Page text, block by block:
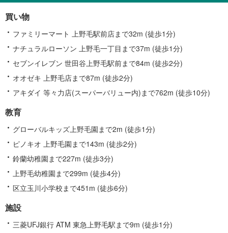
買い物
ファミリーマート 上野毛駅前店まで32m (徒歩1分)
ナチュラルローソン 上野毛一丁目まで37m (徒歩1分)
セブンイレブン 世田谷上野毛駅前まで84m (徒歩2分)
オオゼキ 上野毛店まで87m (徒歩2分)
アキダイ 等々力店(スーパーバリュー内)まで762m (徒歩10分)
教育
グローバルキッズ上野毛園まで2m (徒歩1分)
ピノキオ 上野毛園まで143m (徒歩2分)
鈴蘭幼稚園まで227m (徒歩3分)
上野毛幼稚園まで299m (徒歩4分)
区立玉川小学校まで451m (徒歩6分)
施設
三菱UFJ銀行 ATM 東急上野毛駅まで9m (徒歩1分)